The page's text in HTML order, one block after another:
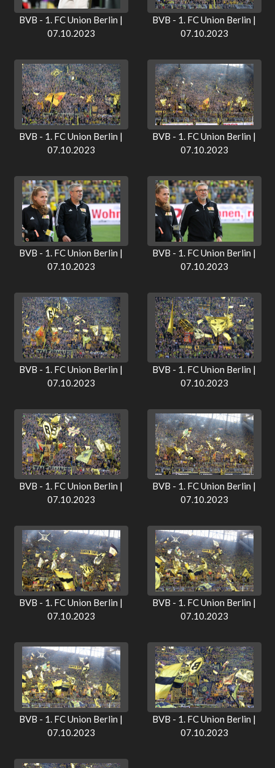
BVB - 1. FC Union Berlin |
07.10.2023
BVB - 1. FC Union Berlin |
07.10.2023
BVB - 1. FC Union Berlin |
07.10.2023
BVB - 1. FC Union Berlin |
07.10.2023
BVB - 1. FC Union Berlin |
07.10.2023
BVB - 1. FC Union Berlin |
07.10.2023
BVB - 1. FC Union Berlin |
07.10.2023
BVB - 1. FC Union Berlin |
07.10.2023
BVB - 1. FC Union Berlin |
07.10.2023
BVB - 1. FC Union Berlin |
07.10.2023
BVB - 1. FC Union Berlin |
07.10.2023
BVB - 1. FC Union Berlin |
07.10.2023
BVB - 1. FC Union Berlin |
07.10.2023
BVB - 1. FC Union Berlin |
07.10.2023